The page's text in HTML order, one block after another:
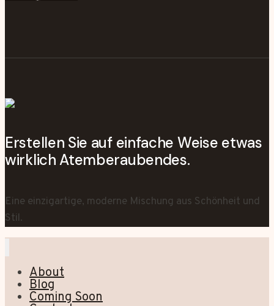
Erstellen Sie auf einfache Weise etwas
wirklich Atemberaubendes.
Eine einzigartige, moderne Mischung aus Schönheit und
Stil.
About
Blog
Coming Soon